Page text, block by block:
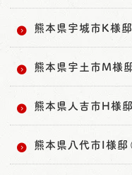
熊本県宇城市K様
熊本県宇土市M様
熊本県人吉市H様
熊本県八代市I様邸